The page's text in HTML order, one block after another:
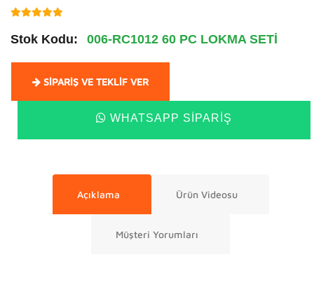
Stok Kodu: 006-RC1012 60 PC LOKMA SETİ
SIPARIŞ VE TEKLIF VER
WHATSAPP SIPARIŞ
Açıklama Ürün Videosu
Müşteri Yorumları